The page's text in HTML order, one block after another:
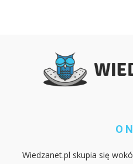
O
Wiedzanet.pl skupia się